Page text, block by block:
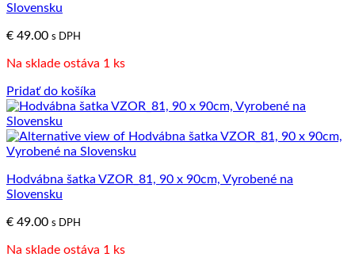
Slovensku
€ 49.00 s DPH
Na sklade ostáva 1 ks
Pridať do košíka
Hodvábna šatka VZOR_81, 90 x 90cm, Vyrobené na
Slovensku
€ 49.00 s DPH
Na sklade ostáva 1 ks